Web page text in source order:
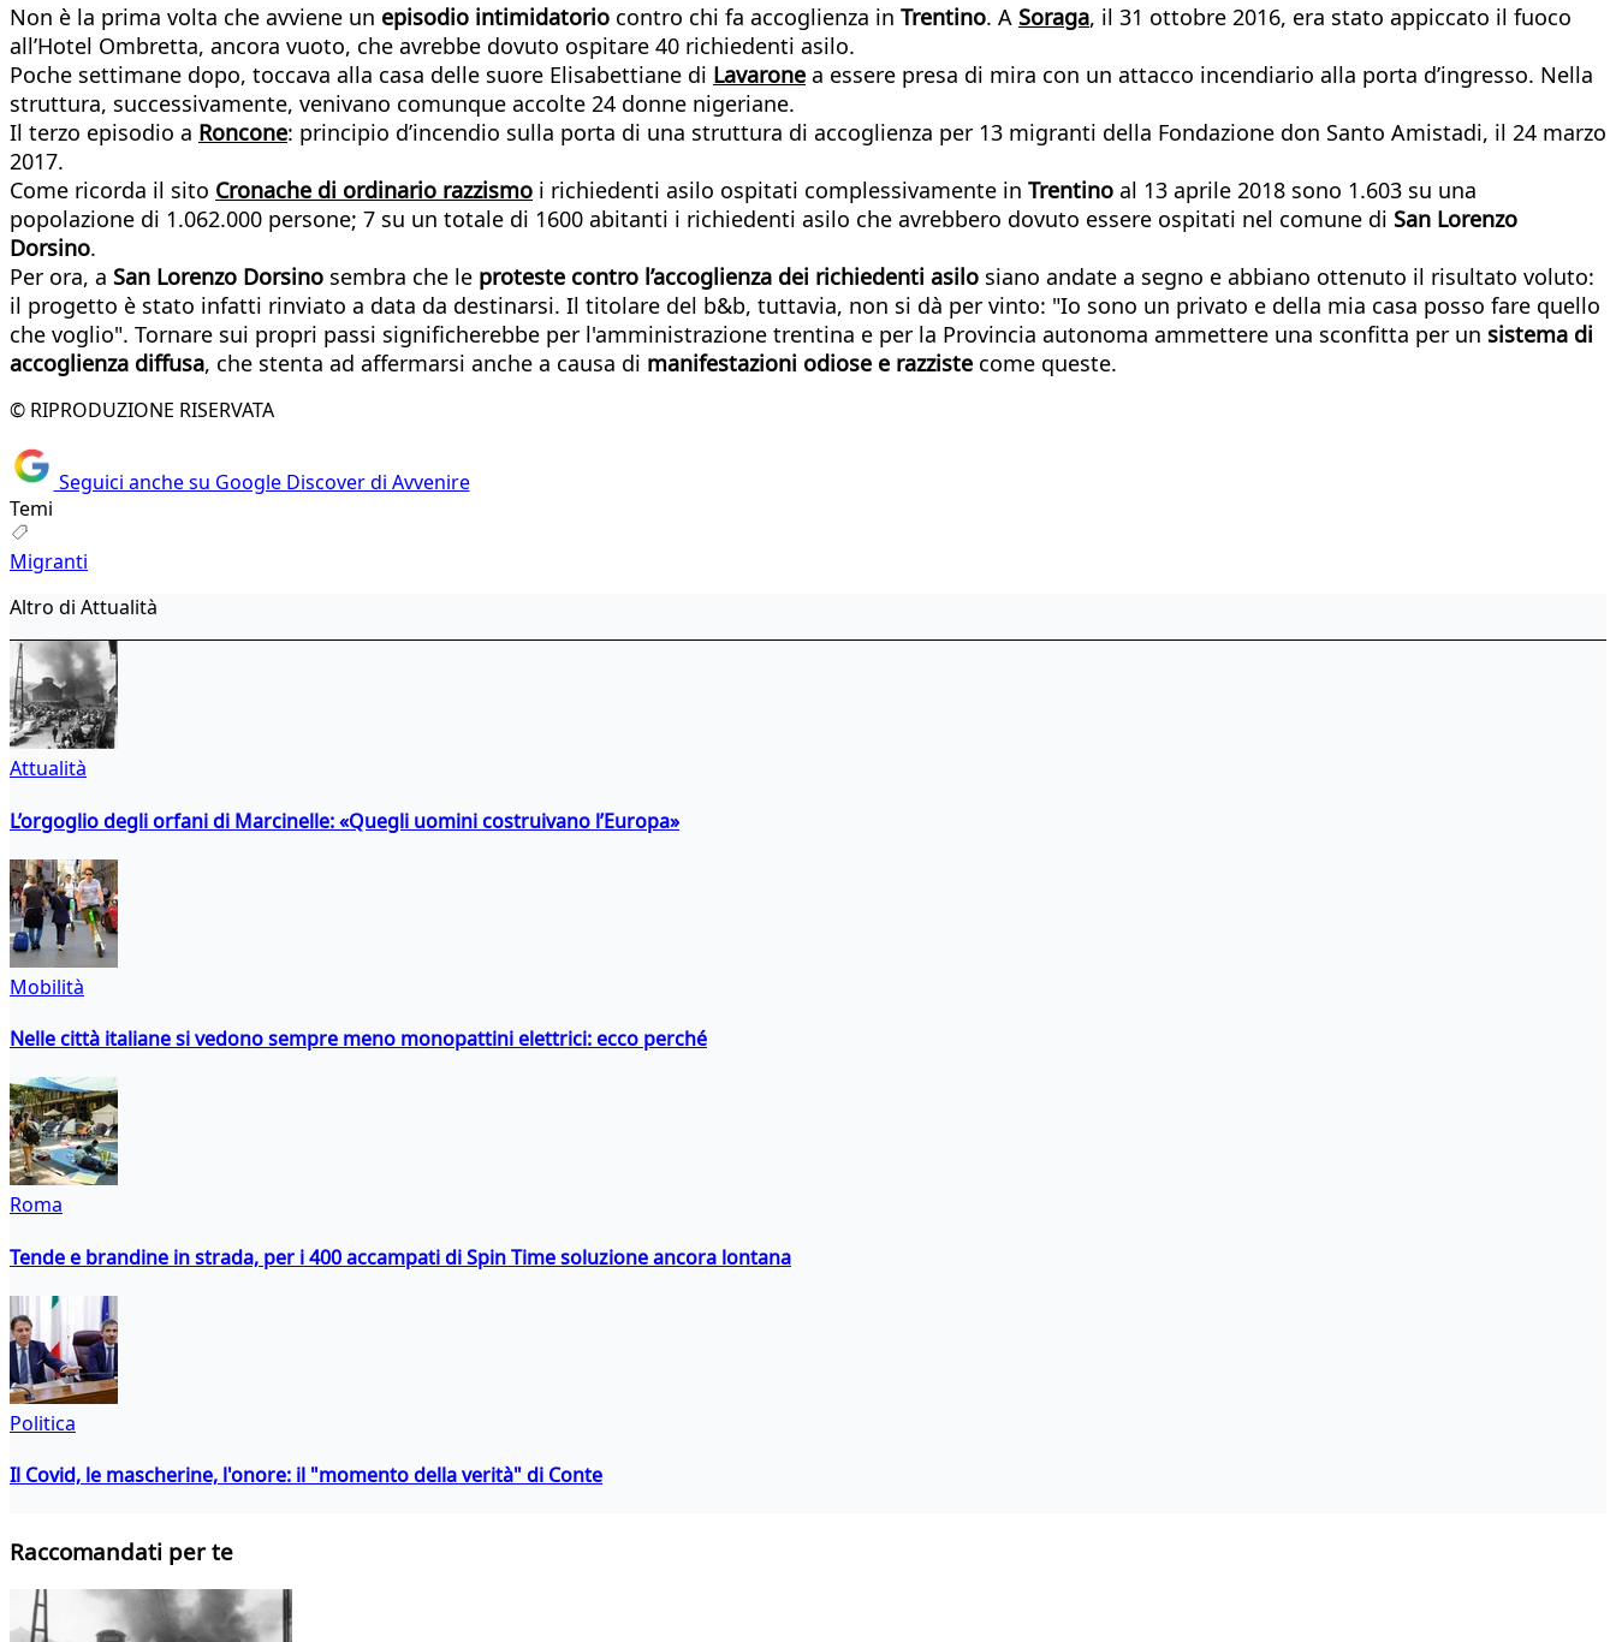
Non è la prima volta che avviene un episodio intimidatorio contro chi fa accoglienza in Trentino. A Soraga, il 31 ottobre 2016, era stato appiccato il fuoco
all’Hotel Ombretta, ancora vuoto, che avrebbe dovuto ospitare 40 richiedenti asilo.
Poche settimane dopo, toccava alla casa delle suore Elisabettiane di Lavarone a essere presa di mira con un attacco incendiario alla porta d’ingresso. Nella
struttura, successivamente, venivano comunque accolte 24 donne nigeriane.
Il terzo episodio a Roncone: principio d’incendio sulla porta di una struttura di accoglienza per 13 migranti della Fondazione don Santo Amistadi, il 24 marzo
2017.
Come ricorda il sito Cronache di ordinario razzismo i richiedenti asilo ospitati complessivamente in Trentino al 13 aprile 2018 sono 1.603 su una
popolazione di 1.062.000 persone; 7 su un totale di 1600 abitanti i richiedenti asilo che avrebbero dovuto essere ospitati nel comune di San Lorenzo
Dorsino.
Per ora, a San Lorenzo Dorsino sembra che le proteste contro l’accoglienza dei richiedenti asilo siano andate a segno e abbiano ottenuto il risultato voluto:
il progetto è stato infatti rinviato a data da destinarsi. Il titolare del b&b, tuttavia, non si dà per vinto: "Io sono un privato e della mia casa posso fare quello
che voglio". Tornare sui propri passi significherebbe per l'amministrazione trentina e per la Provincia autonoma ammettere una sconfitta per un sistema di
accoglienza diffusa, che stenta ad affermarsi anche a causa di manifestazioni odiose e razziste come queste.
© RIPRODUZIONE RISERVATA
Seguici anche su Google Discover di Avvenire
Temi
Migranti
Altro di Attualità
Attualità
L’orgoglio degli orfani di Marcinelle: «Quegli uomini costruivano l’Europa»
Mobilità
Nelle città italiane si vedono sempre meno monopattini elettrici: ecco perché
Roma
Tende e brandine in strada, per i 400 accampati di Spin Time soluzione ancora lontana
Politica
Il Covid, le mascherine, l'onore: il "momento della verità" di Conte
Raccomandati per te